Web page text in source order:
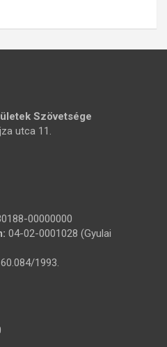
Szövetsége
utca 11.
00000000
04-02-0001028 (Gyulai
60.084/1993.